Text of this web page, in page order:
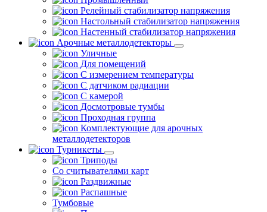
Релейный стабилизатор напряжения
Настольный стабилизатор напряжения
Настенный стабилизатор напряжения
Арочные металлодетекторы
Уличные
Для помещений
С измерением температуры
С датчиком радиации
С камерой
Досмотровые тумбы
Проходная группа
Комплектующие для арочных
металлодетекторов
Турникеты
Триподы
Со считывателями карт
Раздвижные
Распашные
Тумбовые